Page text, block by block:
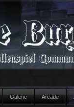
Galerie Arcade